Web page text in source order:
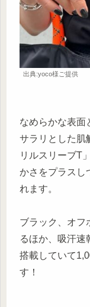
出典:yoco様ご提供
なめらかな表面
サラリとした肌
リルスリーブT
かさをプラスし
れます。
ブラック、オフ
るほか、吸汗速
搭載していて
す！